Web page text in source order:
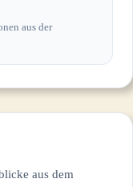
aus der
aus dem